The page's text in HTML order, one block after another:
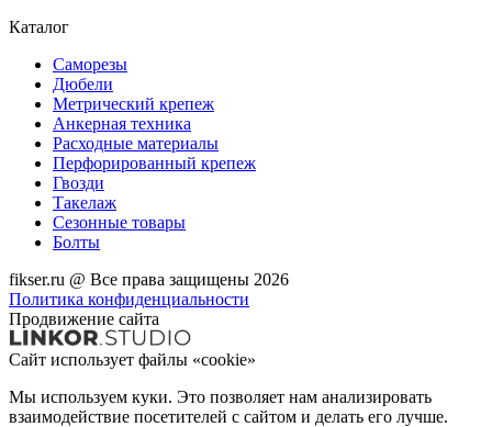
Каталог
Саморезы
Дюбели
Метрический крепеж
Анкерная техника
Расходные материалы
Перфорированный крепеж
Гвозди
Такелаж
Сезонные товары
Болты
fikser.ru @ Все права защищены 2026
Политика конфиденциальности
Продвижение сайта
Сайт использует файлы «cookie»
Мы используем куки. Это позволяет нам анализировать
взаимодействие посетителей с сайтом и делать его лучше.